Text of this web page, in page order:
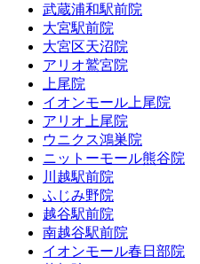
武蔵浦和駅前院
大宮駅前院
大宮区天沼院
アリオ鷲宮院
上尾院
イオンモール上尾院
アリオ上尾院
ウニクス鴻巣院
ニットーモール熊谷院
川越駅前院
ふじみ野院
越谷駅前院
南越谷駅前院
イオンモール春日部院